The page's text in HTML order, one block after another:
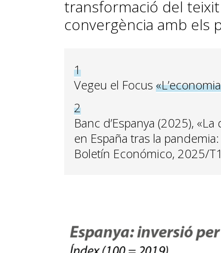
transformació del
convergència amb els
1
Vegeu el Focus
2
Banc d’Espanya (2025),
en España tras la
Boletín Económico, 2025/